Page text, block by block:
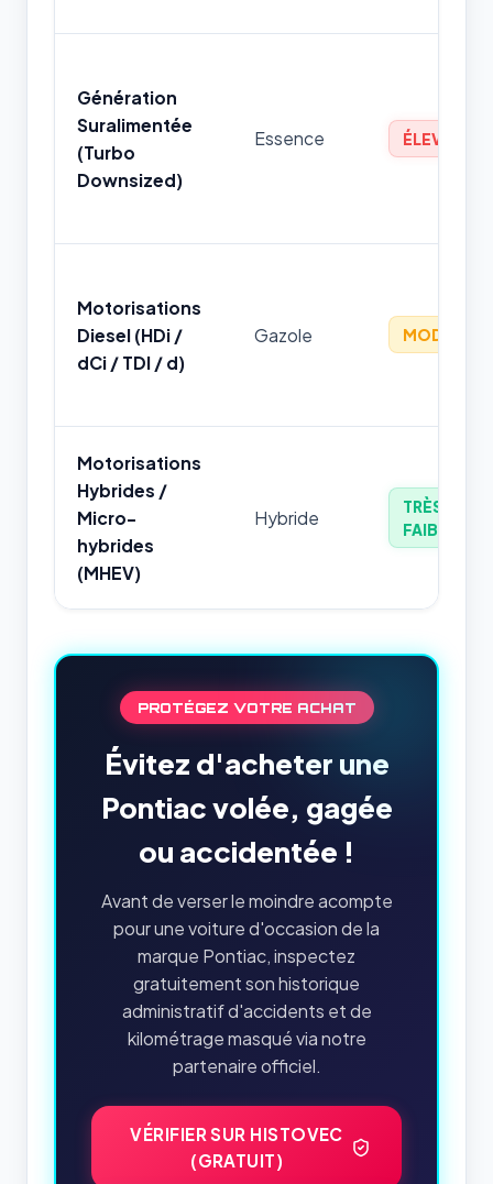
Génération
Suralimentée
(Turbo
Downsized)
Essence ÉLEVÉ
Motorisations
Diesel (HDi /
dCi / TDI / d)
Gazole MODÉRÉ
Motorisations
Hybrides /
Micro-
hybrides
(MHEV)
Hybride
TRÈS
FAIBLE
PROTÉGEZ VOTRE ACHAT
Évitez d'acheter une
Pontiac volée, gagée
ou accidentée !
Avant de verser le moindre acompte
pour une voiture d'occasion de la
marque Pontiac, inspectez
gratuitement son historique
administratif d'accidents et de
kilométrage masqué via notre
partenaire officiel.
VÉRIFIER SUR HISTOVEC
(GRATUIT)